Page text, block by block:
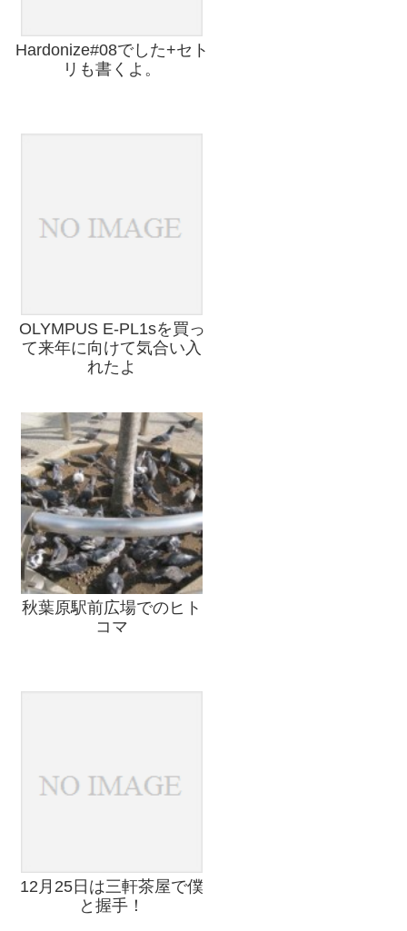
Hardonize#08でした+セト
リも書くよ。
OLYMPUS E-PL1sを買っ
て来年に向けて気合い入
れたよ
秋葉原駅前広場でのヒト
コマ
12月25日は三軒茶屋で僕
と握手！